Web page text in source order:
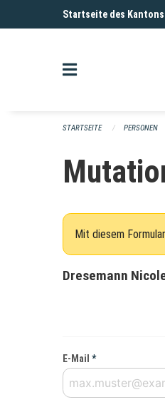
Navigation überspringen
Startseite des
STARTSEITE PERSONEN
Mit diesem
Dresemann
E-Mail *